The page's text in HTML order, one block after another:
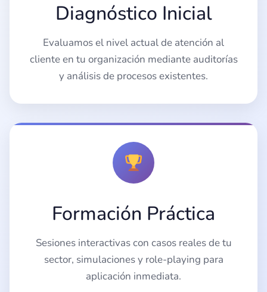
Diagnóstico Inicial
Evaluamos el nivel actual de atención al
cliente en tu organización mediante auditorías
y análisis de procesos existentes.
Formación Práctica
Sesiones interactivas con casos reales de tu
sector, simulaciones y role-playing para
aplicación inmediata.